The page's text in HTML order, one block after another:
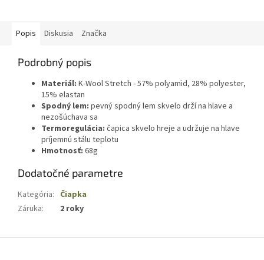
Popis Diskusia Značka
Podrobný popis
Materiál: K-Wool Stretch - 57% polyamid, 28% polyester,
15% elastan
Spodný lem: pevný spodný lem skvelo drží na hlave a
nezošúchava sa
Termoregulácia: čapica skvelo hreje a udržuje na hlave
príjemnú stálu teplotu
Hmotnosť: 68g
Dodatočné parametre
Kategória: Čiapka
Záruka: 2 roky